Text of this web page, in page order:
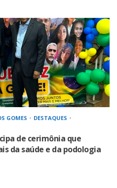
GOMES
DESTAQUES
de cerimônia que
da saúde e da podologia